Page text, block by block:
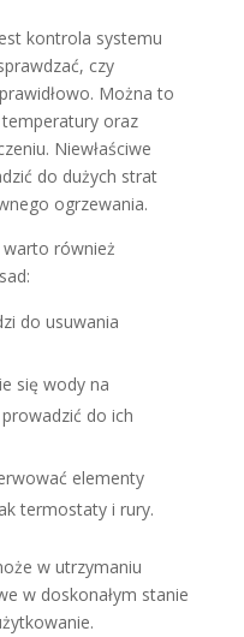
kontrola systemu
czy
Można to
oraz
Niewłaściwe
do dużych strat
ogrzewania.
warto również
do usuwania
się wody na
do ich
elementy
termostaty i rury.
w utrzymaniu
w doskonałym stanie